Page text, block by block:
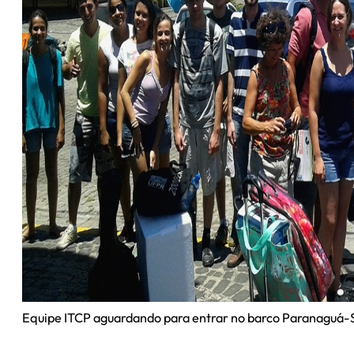
Equipe ITCP aguardando para entrar no barco Paranaguá-